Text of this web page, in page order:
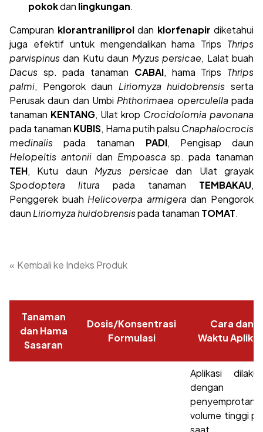
pokokdan lingkungan.
Campuran klorantraniliproldan klorfenapir diketahui
juga efektif untuk mengendalikan hama Trips Thrips
parvispinus dan Kutu daun Myzus persicae, Lalat buah
Dacus sp. pada tanaman CABAI, hama Trips Thrips
palmi, Pengorok daun Liriomyza huidobrensis serta
Perusak daun dan Umbi Phthorimaea operculellapada
tanaman KENTANG, Ulat krop Crocidolomia pavonana
pada tanaman KUBIS, Hama putih palsu Cnaphalocrocis
medinalis pada tanaman PADI, Pengisap daun
Helopeltis antoniidan Empoascasp. pada tanaman
TEH, Kutu daun Myzus persicae dan Ulat grayak
Spodoptera litura pada tanaman TEMBAKAU,
Penggerek buah Helicoverpa armigeradan Pengorok
daun Liriomyza huidobrensispada tanaman TOMAT.
« Kembali ke Indeks Produk
Tanaman
dan Hama
Sasaran
Dosis/Konsentrasi
Formulasi
Cara dan
Waktu
Aplikasi
dengan
penyemprotan
volume tinggi
saat